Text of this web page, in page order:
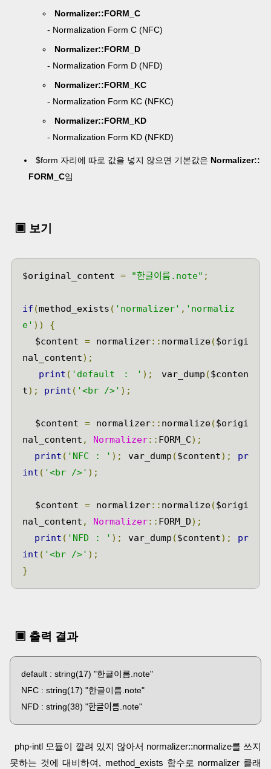
Normalizer::FORM_C
- Normalization Form C (NFC)
Normalizer::FORM_D
- Normalization Form D (NFD)
Normalizer::FORM_KC
- Normalization Form KC (NFKC)
Normalizer::FORM_KD
- Normalization Form KD (NFKD)
$form 자리에 따로 값을 넣지 않으면 기본값은 Normalizer::
FORM_C임
▣ 보기
$original_content = "한글이름.note" ;
if (method_exists ( 'normalizer' , 'normaliz
e' ))
{
  $content
= normalizer:: normalize($origi
nal_content);
print ( 'default : ' ); var_dump ($conten
t); print ( '<br />' );
  $content
= normalizer:: normalize($origi
nal_content , Normalizer:: FORM_C);
print ( 'NFC : ' ); var_dump ($content);
pr
int ( '<br />' );
  $content
= normalizer:: normalize($origi
nal_content , Normalizer:: FORM_D);
print ( 'NFD : ' ); var_dump ($content);
pr
int ( '<br />' );
}
▣ 출력 결과
default : string(17) "한글이름.note"
NFC : string(17) "한글이름.note"
NFD : string(38) "한글이름.note"
php-intl 모듈이 깔려 있지 않아서 normalizer::normalize를 쓰지
못하는 것에 대비하여, method_exists 함수로 normalizer 클래